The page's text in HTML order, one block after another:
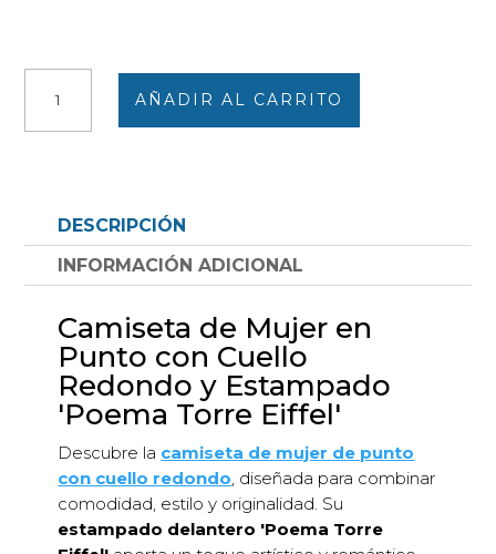
mujer
estampado
delantero
'poema
Eiffel'
cantidad
AÑADIR AL CARRITO
DESCRIPCIÓN
INFORMACIÓN ADICIONAL
Camiseta de Mujer en
Punto con Cuello
Redondo y Estampado
'Poema Torre Eiffel'
Descubre la camiseta de mujer de punto
con cuello redondo, diseñada para combinar
comodidad, estilo y originalidad. Su
estampado delantero 'Poema Torre